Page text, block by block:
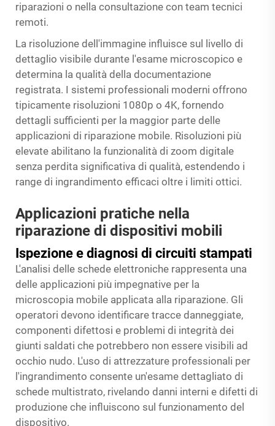
riparazioni o nella consultazione con team tecnici
remoti.
La risoluzione dell'immagine influisce sul livello di
dettaglio visibile durante l'esame microscopico e
determina la qualità della documentazione
registrata. I sistemi professionali moderni offrono
tipicamente risoluzioni 1080p o 4K, fornendo
dettagli sufficienti per la maggior parte delle
applicazioni di riparazione mobile. Risoluzioni più
elevate abilitano la funzionalità di zoom digitale
senza perdita significativa di qualità, estendendo i
range di ingrandimento efficaci oltre i limiti ottici.
Applicazioni pratiche nella
riparazione di dispositivi mobili
Ispezione e diagnosi di circuiti stampati
L'analisi delle schede elettroniche rappresenta una
delle applicazioni più impegnative per la
microscopia mobile applicata alla riparazione. Gli
operatori devono identificare tracce danneggiate,
componenti difettosi e problemi di integrità dei
giunti saldati che potrebbero non essere visibili ad
occhio nudo. L'uso di attrezzature professionali per
l'ingrandimento consente un'esame dettagliato di
schede multistrato, rivelando danni interni e difetti di
produzione che influiscono sul funzionamento del
dispositivo.